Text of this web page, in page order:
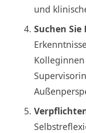
und
Suchen